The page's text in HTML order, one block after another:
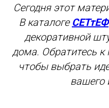
Сегодня этот
В каталоге СЕТтЕФ
декоративной
дома. Обратитесь
чтобы выбрать
вашего